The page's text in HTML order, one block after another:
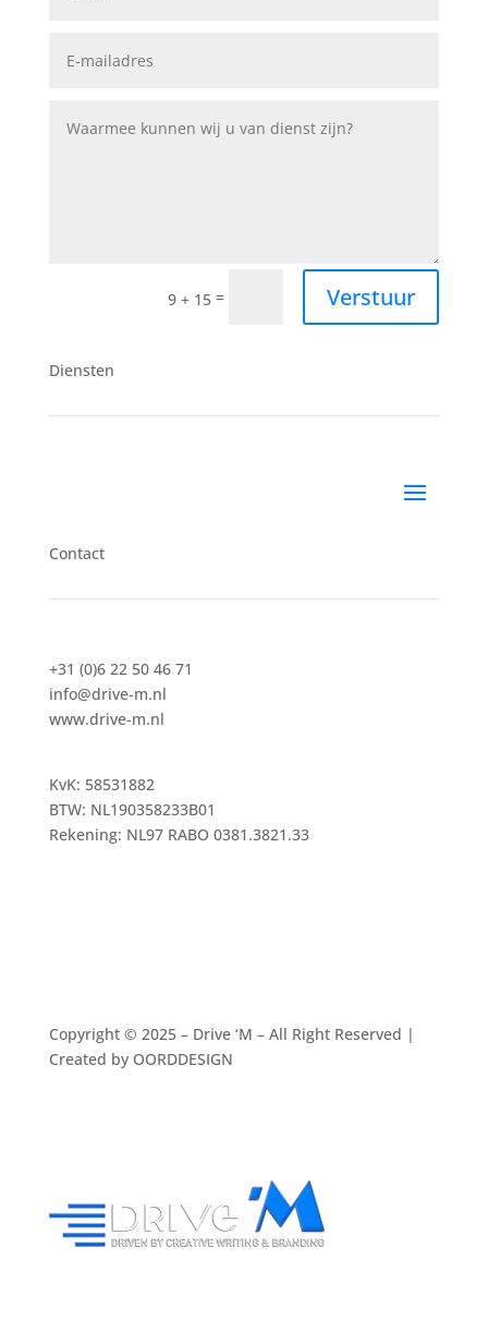
9 + 15 = Verstuur
Diensten
Contact
+31 (0)6 22 50 46 71
info@drive-m.nl
www.drive-m.nl
KvK: 58531882
BTW: NL190358233B01
Rekening: NL97 RABO 0381.3821.33
Copyright © 2025 – Drive ‘M – All Right Reserved |
Created by OORDDESIGN